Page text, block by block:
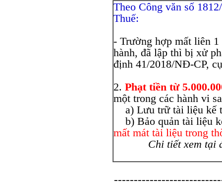
Theo Công văn số
Thuế:
- Trường hợp mất liên 1
hành, đã lập thì bị xử
định 41/2018/NĐ-CP,
2. Phạt tiền từ
một trong các hành vi
a) Lưu trữ tài liệu kế
b) Bảo quản tài liệu
mất mát tài liệu trong
Chi tiết xem tại